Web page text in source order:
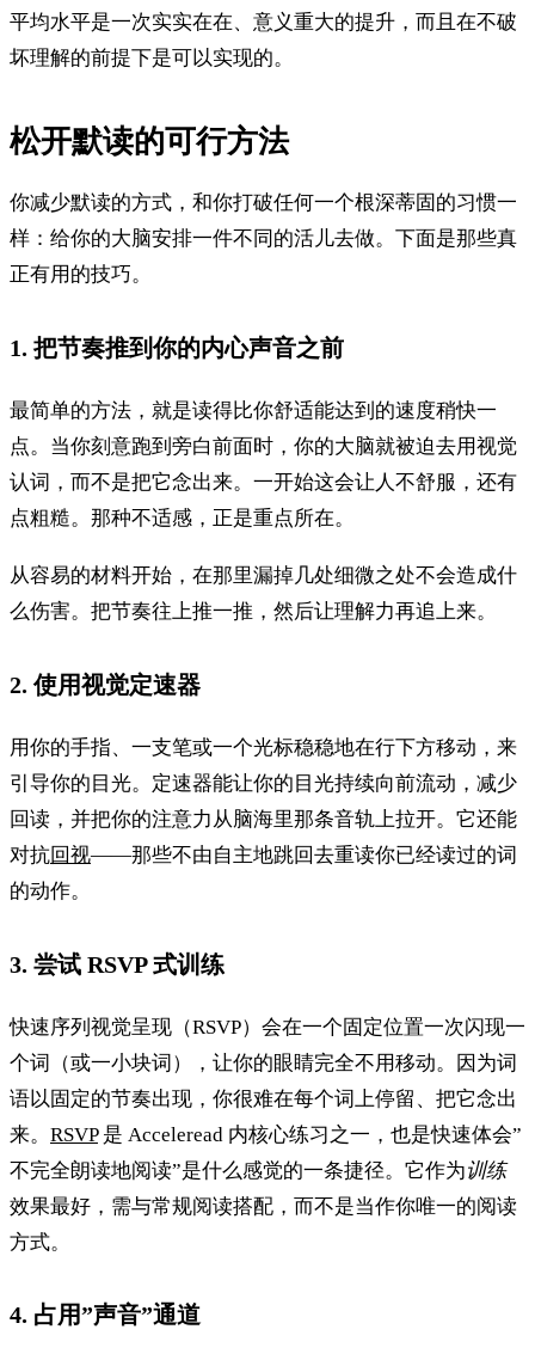
平均水平是一次实实在在、意义重大的提升，而且在不破
坏理解的前提下是可以实现的。
松开默读的可行方法
你减少默读的方式，和你打破任何一个根深蒂固的习惯一
样：给你的大脑安排一件不同的活儿去做。下面是那些真
正有用的技巧。
1. 把节奏推到你的内心声音之前
最简单的方法，就是读得比你舒适能达到的速度稍快一
点。当你刻意跑到旁白前面时，你的大脑就被迫去用视觉
认词，而不是把它念出来。一开始这会让人不舒服，还有
点粗糙。那种不适感，正是重点所在。
从容易的材料开始，在那里漏掉几处细微之处不会造成什
么伤害。把节奏往上推一推，然后让理解力再追上来。
2. 使用视觉定速器
用你的手指、一支笔或一个光标稳稳地在行下方移动，来
引导你的目光。定速器能让你的目光持续向前流动，减少
回读，并把你的注意力从脑海里那条音轨上拉开。它还能
对抗回视——那些不由自主地跳回去重读你已经读过的词
的动作。
3. 尝试 RSVP 式训练
快速序列视觉呈现（RSVP）会在一个固定位置一次闪现一
个词（或一小块词），让你的眼睛完全不用移动。因为词
语以固定的节奏出现，你很难在每个词上停留、把它念出
来。 RSVP是 Acceleread 内核心练习之一，也是快速体会”
不完全朗读地阅读”是什么感觉的一条捷径。它作为训练
效果最好，需与常规阅读搭配，而不是当作你唯一的阅读
方式。
4. 占用”声音”通道